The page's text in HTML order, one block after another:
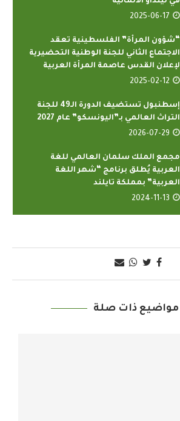
2025-06-17
“شؤون المرأة” الفلسطينية تعقد
الاجتماع الثاني للجنة الوطنية التحضيرية
لإعلان القدس عاصمة المرأة العربية
2025-02-12
إسطنبول تستضيف الدورة الـ49 للجنة
التراث العالمي بـ”اليونسكو” عام 2027
2026-07-29
مجمع الملك سلمان العالمي للغة
العربية يُطلق برنامج “شهر اللغة
العربية” بمملكة تايلند
2024-11-13
مواضيع ذات صلة